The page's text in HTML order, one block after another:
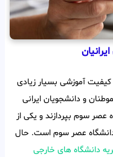
آموزشی بسیار زیادی
و دانشجویان ایرانی
عصر سوم بپردازند و یکی از
عصر سوم است. حال
دانشگاه های خارجی